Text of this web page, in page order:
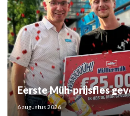
Eerste Müh-prijsfles
6 augustus 2026